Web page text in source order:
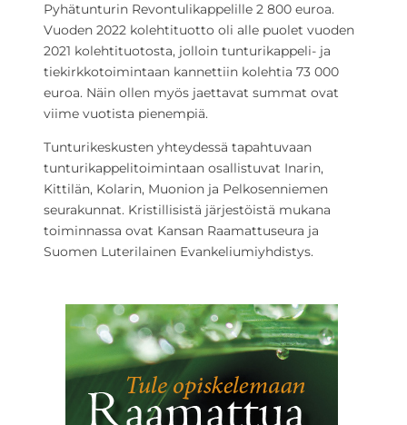
Pyhätunturin Revontulikappelille 2 800 euroa.
Vuoden 2022 kolehtituotto oli alle puolet vuoden
2021 kolehtituotosta, jolloin tunturikappeli- ja
tiekirkkotoimintaan kannettiin kolehtia 73 000
euroa. Näin ollen myös jaettavat summat ovat
viime vuotista pienempiä.
Tunturikeskusten yhteydessä tapahtuvaan
tunturikappelitoimintaan osallistuvat Inarin,
Kittilän, Kolarin, Muonion ja Pelkosenniemen
seurakunnat. Kristillisistä järjestöistä mukana
toiminnassa ovat Kansan Raamattuseura ja
Suomen Luterilainen Evankeliumiyhdistys.